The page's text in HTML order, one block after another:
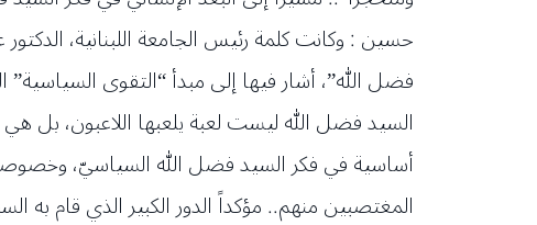
حسين : وكانت كلمة رئيس الجامعة اللبنانية،
فضل الله”، أشار فيها إلى مبدأ “التقوى
السيد فضل الله ليست لعبة يلعبها اللاعبون، بل
أساسية في فكر السيد فضل الله السياسيّ،
المغتصبين منهم.. مؤكداً الدور الكبير الذي قام به